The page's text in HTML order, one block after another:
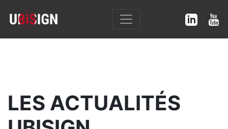
LES ACTUALITÉS